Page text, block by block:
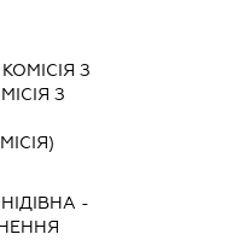
КОМІСІЯ З
З
-